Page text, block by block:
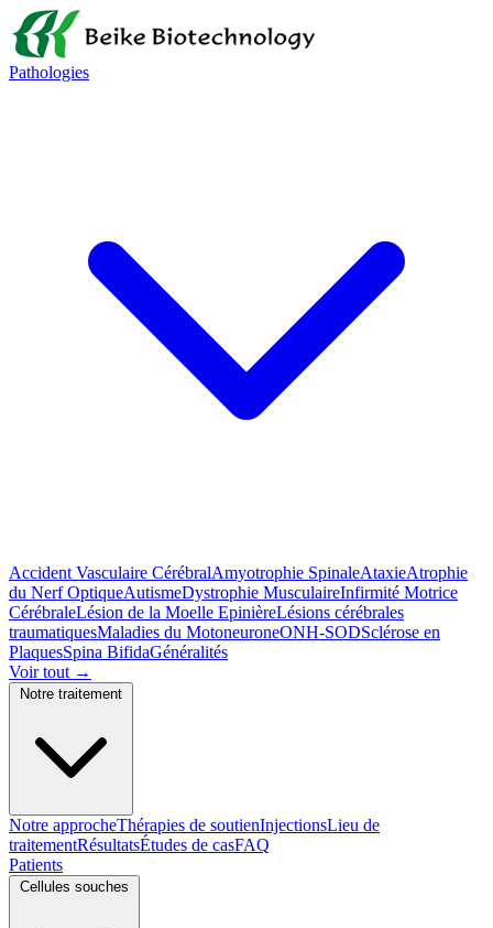
Pathologies
Accident Vasculaire CérébralAmyotrophie SpinaleAtaxieAtrophie
du Nerf OptiqueAutismeDystrophie MusculaireInfirmité Motrice
CérébraleLésion de la Moelle EpinièreLésions cérébrales
traumatiquesMaladies du MotoneuroneONH-SODSclérose en
PlaquesSpina BifidaGénéralités
Voir tout →
Notre approcheThérapies de soutienInjectionsLieu de
traitementRésultatsÉtudes de casFAQ
Patients